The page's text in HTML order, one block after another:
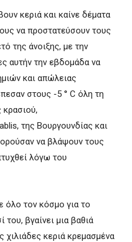
κεριά και καίνε δέματα
να προστατεύσουν τους
της άνοιξης, με την
αυτήν την εβδομάδα να
και απώλειας
στους -5 ° C όλη τη
της Βουργουνδίας και
να βλάψουν τους
λόγω του
τον κόσμο για το
βγαίνει μια βαθιά
κεριά κρεμασμένα